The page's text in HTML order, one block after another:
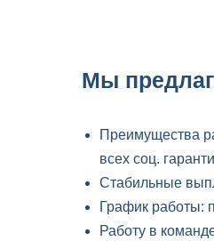
Мы
Преимущества
всех соц.
Стабильные
График работы:
Работу в